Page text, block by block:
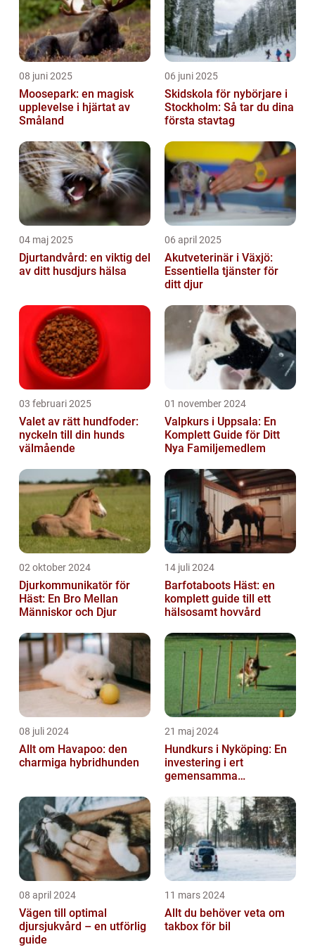
08 juni 2025
Moosepark: en magisk
upplevelse i hjärtat av
Småland
06 juni 2025
Skidskola för nybörjare i
Stockholm: Så tar du dina
första stavtag
04 maj 2025
Djurtandvård: en viktig del
av ditt husdjurs hälsa
06 april 2025
Akutveterinär i Växjö:
Essentiella tjänster för
ditt djur
03 februari 2025
Valet av rätt hundfoder:
nyckeln till din hunds
välmående
01 november 2024
Valpkurs i Uppsala: En
Komplett Guide för Ditt
Nya Familjemedlem
02 oktober 2024
Djurkommunikatör för
Häst: En Bro Mellan
Människor och Djur
14 juli 2024
Barfotaboots Häst: en
komplett guide till ett
hälsosamt hovvård
08 juli 2024
Allt om Havapoo: den
charmiga hybridhunden
21 maj 2024
Hundkurs i Nyköping: En
investering i ert
gemensamma
08 april 2024
Vägen till optimal
djursjukvård – en utförlig
guide
11 mars 2024
Allt du behöver veta om
takbox för bil